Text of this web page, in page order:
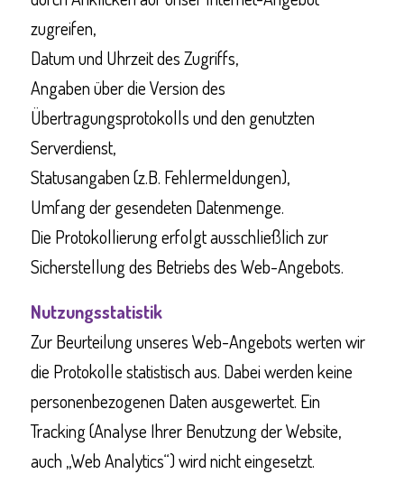
zugreifen,
Datum und Uhrzeit des Zugriffs,
Angaben über die Version des
Übertragungsprotokolls und den genutzten
Serverdienst,
Statusangaben (z.B. Fehlermeldungen),
Umfang der gesendeten Datenmenge.
Die Protokollierung erfolgt ausschließlich zur
Sicherstellung des Betriebs des Web-Angebots.
Nutzungsstatistik
Zur Beurteilung unseres Web-Angebots werten wir
die Protokolle statistisch aus. Dabei werden keine
personenbezogenen Daten ausgewertet. Ein
Tracking (Analyse Ihrer Benutzung der Website,
auch „Web Analytics“) wird nicht eingesetzt.